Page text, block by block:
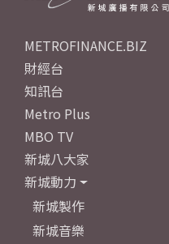
METROFINANCE.BIZ
財經台
知訊台
Metro Plus
MBO TV
新城八大家
新城動力
新城製作
新城音樂